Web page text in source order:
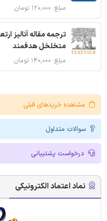
مبلغ: ۱۲۰,۰۰۰ تومان
ترجمه مقاله آنالیز
متخلخل هدفمند
مبلغ: ۱۴۰,۰۰۰ تومان
مشاهده خریدهای قبلی
سوالات متداول
درخواست پشتیبانی
نماد اعتماد الکترونیکی